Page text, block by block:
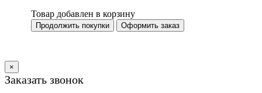
Товар добавлен в корзину
Продолжить покупки Оформить заказ
×
Заказать звонок